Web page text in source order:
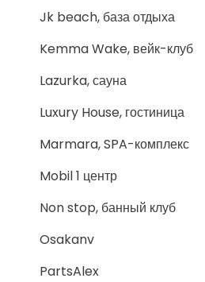
Jk beach, база отдыха
Kemma Wake, вейк-клуб
Lazurka, сауна
Luxury House, гостиница
Marmara, SPA-комплекс
Mobil 1 центр
Non stop, банный клуб
Osakanv
PartsAlex